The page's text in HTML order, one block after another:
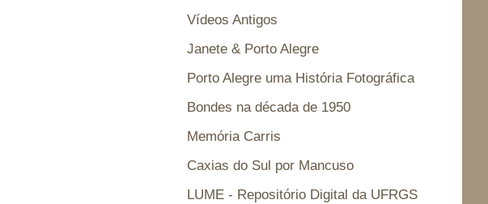
Vídeos Antigos
Janete & Porto Alegre
Porto Alegre uma História Fotográfica
Bondes na década de 1950
Memória Carris
Caxias do Sul por Mancuso
LUME - Repositório Digital da UFRGS